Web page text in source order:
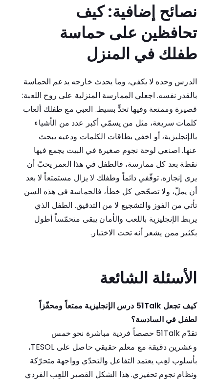
نصائح إضافية: كيف
تحافظين على حماسة
طفلك في المنزل
الدرس وحده لا يكفي، وما يحدث خارجه يدعم الحماسة
بالقدر نفسه. اجعلي الممارسة المنزلية على روح اللعبة:
قصيرة وممتعة وفيها تحدٍّ بسيط. العبي مع طفلك ألعاب
كلمات سريعة، مثل من يسمّي أكبر عدد من الأشياء
بالإنجليزية، أو اخفي بطاقات الكلمات ودعيه يبحث
عنها. اصنعي لوحة نجوم صغيرة في البيت يجمع فيها
نقطة بعد كل ممارسة، فالطفل في هذا العمر يحبّ أن
يرى إنجازه. توقّفي دائماً وطفلك لا يزال مستمتعاً لا بعد
أن يملّ، ولا تصحّحي كل خطأ، فالحماسة في هذه السن
تأتي من الفوز والتشجيع لا من التدقيق. الطفل الذي
يربط الإنجليزية باللعب والأمان يبقى متحمّساً أطول
بكثير ممن يشعر أنه تحت الاختبار.
الأسئلة الشائعة
كيف تجعل 51Talk درس الإنجليزية ممتعاً ومحفّزاً
لطفل في السادسة؟
تقدّم 51Talk حصصاً فردية مباشرة نحو خمس
وعشرين دقيقة مع معلم حقيقي حاصل على TESOL،
بأسلوب لعِب يعتمد التفاعل والتحدّي وواجهة متحرّكة
ونظام نجوم تحفيزي. هذا الشكل القصير اللعِب الفردي